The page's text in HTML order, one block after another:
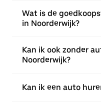
Wat is de
in Noorderwijk?
Kan ik ook zonder
Noorderwijk?
Kan ik een auto